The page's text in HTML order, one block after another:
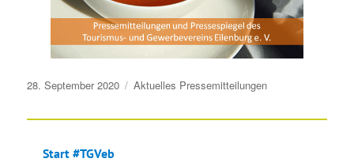
Veröffentlicht
28. September 2020 Aktuelles Pressemitteilungen
Start #TGVeb